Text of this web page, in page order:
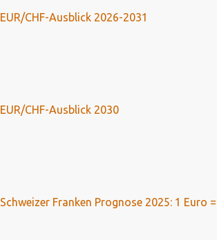
EUR/CHF-Ausblick 2026-2031
EUR/CHF-Ausblick 2030
Schweizer Franken Prognose 2025: 1 Euro =